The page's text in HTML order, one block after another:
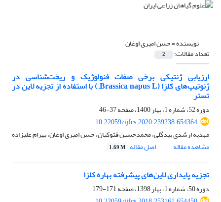
نویسنده =حسن امیری اوغان
تعداد مقالات: 2
ارزیابی ژنتیکی برخی صفات فنولوژیک و ریخت‌شناسی در
ژنوتیپ‌های کلزا (Brassica napus L.) با استفاده از تجزیه لاین در
تستر
دوره 52، شماره 1، بهار 1400، صفحه
37-46
10.22059/ijfcs.2020.239238.654364
مهدیه ارشدی بیدگلی، محمدحسین فتوکیان، حسن امیری اوغان، بهرام علیزاده
مشاهده مقاله
اصل مقاله 1.69 M
تجزیه پایداری لاین‌های پیشرفته بهاره کلزا
دوره 50، شماره 1، بهار 1398، صفحه
171-179